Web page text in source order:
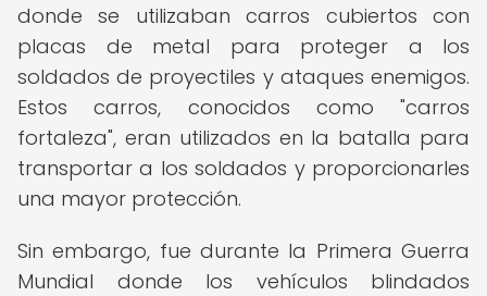
donde se utilizaban carros cubiertos con
placas de metal para proteger a los
soldados de proyectiles y ataques enemigos.
Estos carros, conocidos como "carros
fortaleza", eran utilizados en la batalla para
transportar a los soldados y proporcionarles
una mayor protección.
Sin embargo, fue durante la Primera Guerra
Mundial donde los vehículos blindados